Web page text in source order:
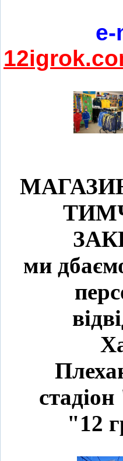
e-
МАГАЗИН
ми
"12